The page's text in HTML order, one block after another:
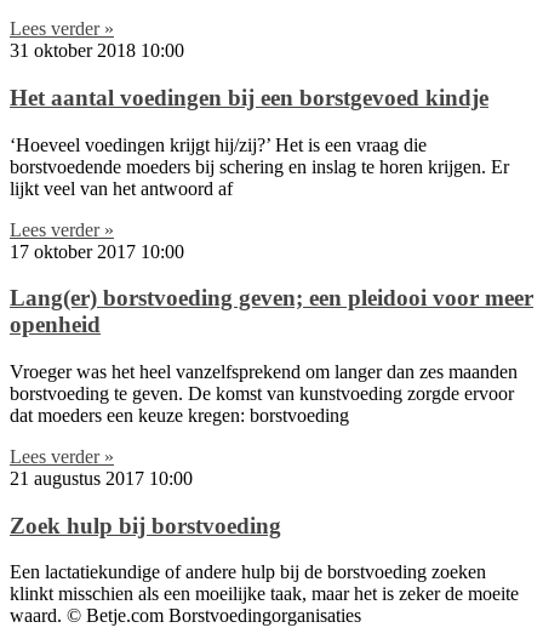
Lees verder »
31 oktober 2018 10:00
Het aantal voedingen bij een borstgevoed kindje
‘Hoeveel voedingen krijgt hij/zij?’ Het is een vraag die
borstvoedende moeders bij schering en inslag te horen krijgen. Er
lijkt veel van het antwoord af
Lees verder »
17 oktober 2017 10:00
Lang(er) borstvoeding geven; een pleidooi voor meer
openheid
Vroeger was het heel vanzelfsprekend om langer dan zes maanden
borstvoeding te geven. De komst van kunstvoeding zorgde ervoor
dat moeders een keuze kregen: borstvoeding
Lees verder »
21 augustus 2017 10:00
Zoek hulp bij borstvoeding
Een lactatiekundige of andere hulp bij de borstvoeding zoeken
klinkt misschien als een moeilijke taak, maar het is zeker de moeite
waard. © Betje.com Borstvoedingorganisaties